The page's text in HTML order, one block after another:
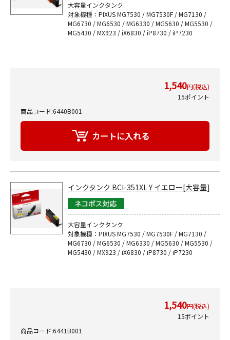
大容量インクタンク
対象機種：PIXUS MG7530 / MG7530F / MG7130 /
MG6730 / MG6530 / MG6330 / MG5630 / MG5530 /
MG5430 / MX923 / iX6830 / iP8730 / iP7230
1,540円(税込)
15ポイント
商品コード:6440B001
インクタンク BCI-351XL Y イエロー[大容量]
大容量インクタンク
対象機種：PIXUS MG7530 / MG7530F / MG7130 /
MG6730 / MG6530 / MG6330 / MG5630 / MG5530 /
MG5430 / MX923 / iX6830 / iP8730 / iP7230
1,540円(税込)
15ポイント
商品コード:6441B001